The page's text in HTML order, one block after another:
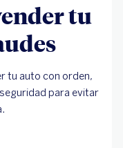
tu
tu auto con orden,
para evitar